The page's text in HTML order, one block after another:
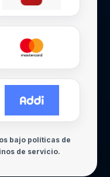
bajo políticas de
de servicio.